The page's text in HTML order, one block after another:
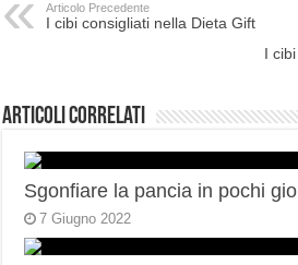
Articolo Precedente
I cibi consigliati nella Dieta Gift
I
Articoli correlati
Sgonfiare la pancia in pochi
7 Giugno 2022